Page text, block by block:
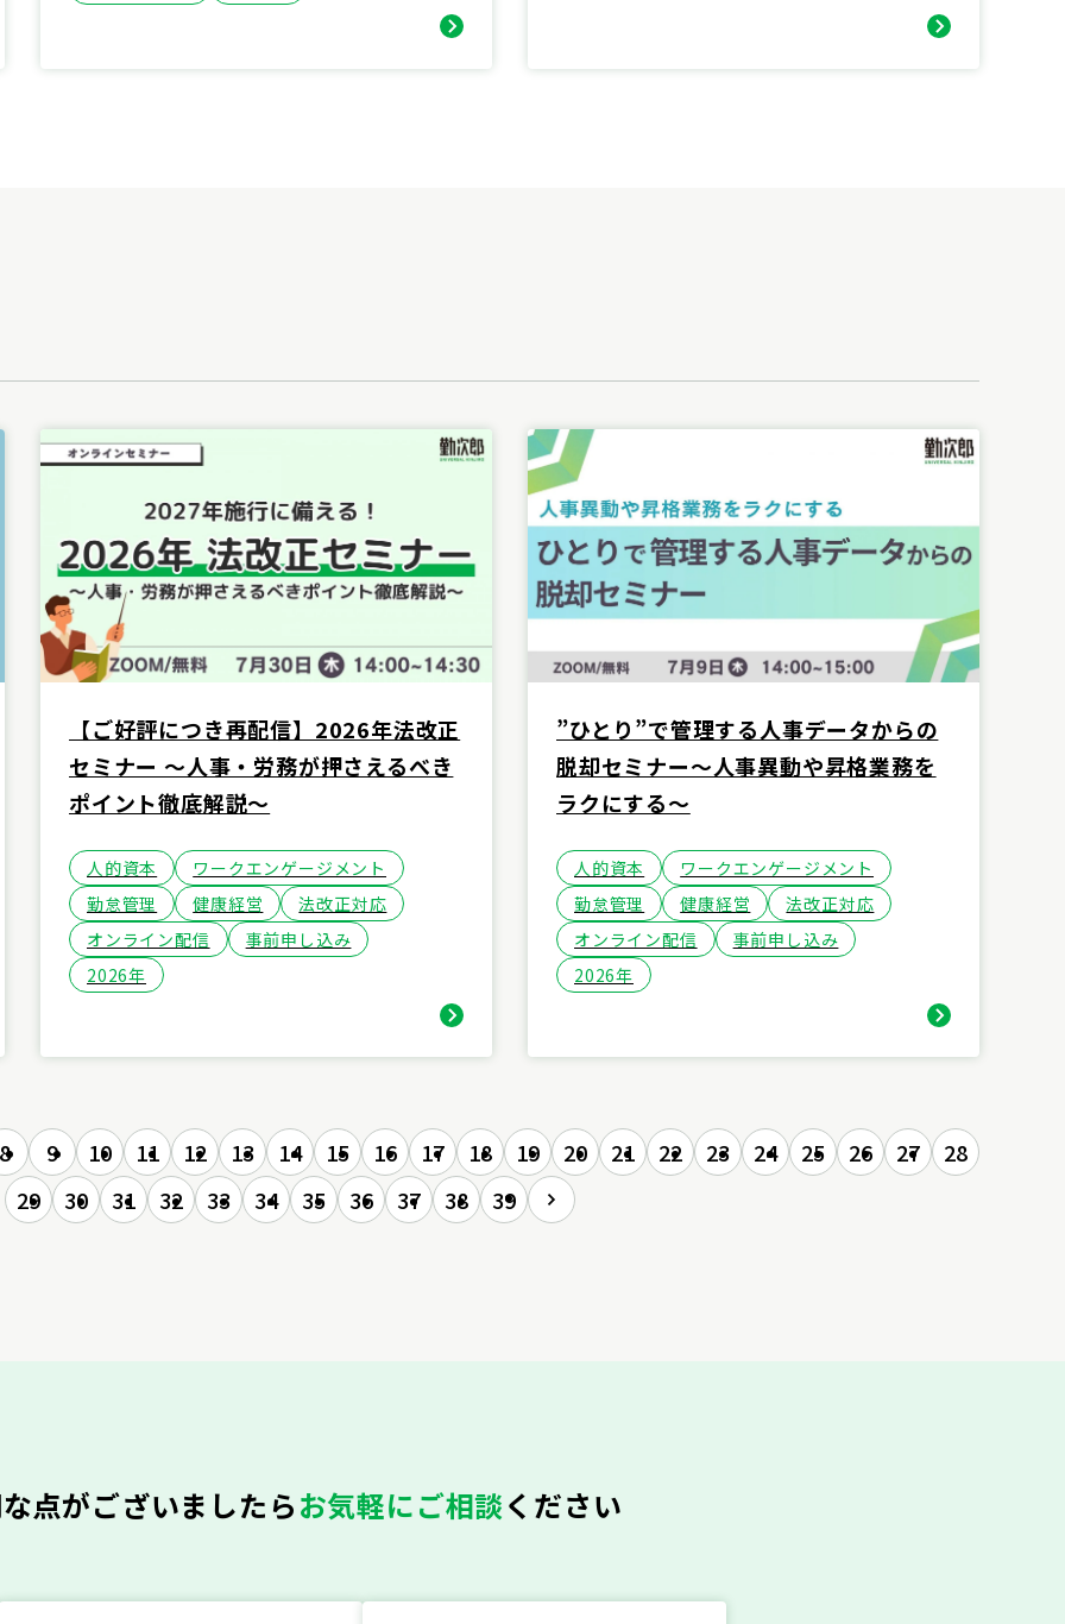
【ご好評につき再配信】2026年法改正
セミナー ～人事・労務が押さえるべき
ポイント徹底解説～
人的資本
ワークエンゲージメント
勤怠管理
健康経営
法改正対応
オンライン配信
事前申し込み
2026年
”ひとり”で管理する人事データからの
脱却セミナー～人事異動や昇格業務を
ラクにする～
人的資本
ワークエンゲージメント
勤怠管理
健康経営
法改正対応
オンライン配信
事前申し込み
2026年
8 9 10 11 12 13 14 15 16 17 18 19 20 21 22 23 24 25 26 27
28
29
30 31 32 33 34 35 36 37 38 39
点がございましたらお気軽にご相談ください